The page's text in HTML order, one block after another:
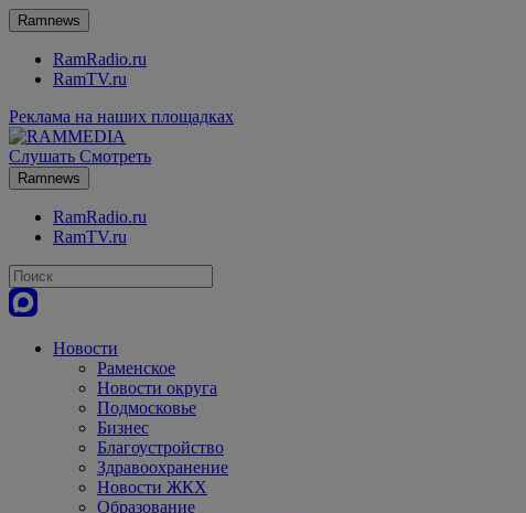
Ramnews
RamRadio.ru
RamTV.ru
Реклама на наших площадках
Слушать Смотреть
Ramnews
RamRadio.ru
RamTV.ru
Новости
Раменское
Новости округа
Подмосковье
Бизнес
Благоустройство
Здравоохранение
Новости ЖКХ
Образование